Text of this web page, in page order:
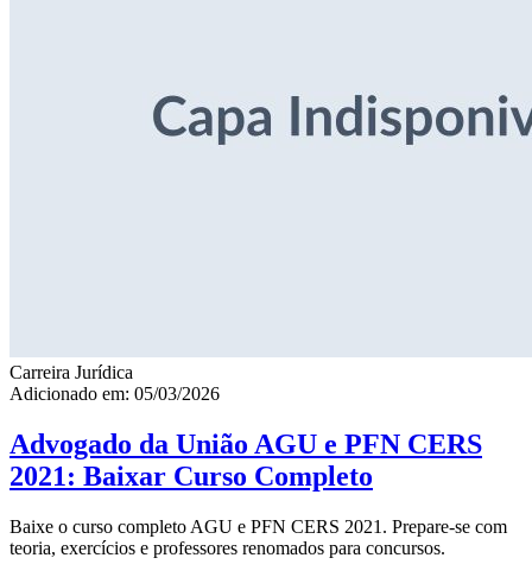
Carreira Jurídica
Adicionado em: 05/03/2026
Advogado da União AGU e PFN CERS
2021: Baixar Curso Completo
Baixe o curso completo AGU e PFN CERS 2021. Prepare-se com
teoria, exercícios e professores renomados para concursos.